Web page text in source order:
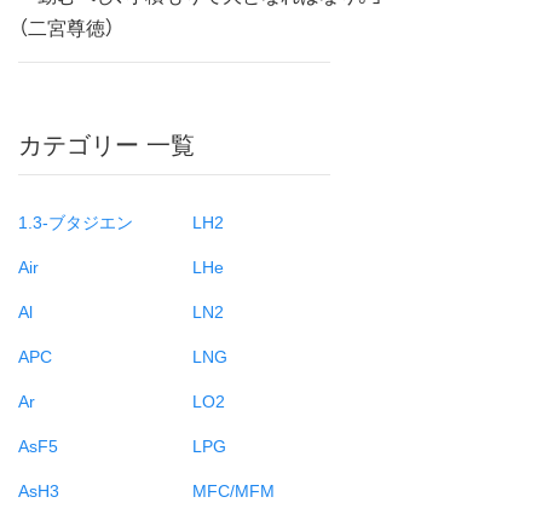
（二宮尊徳）
カテゴリー 一覧
1.3-ブタジエン
Air
Al
APC
Ar
AsF5
AsH3
LH2
LHe
LN2
LNG
LO2
LPG
MFC/MFM